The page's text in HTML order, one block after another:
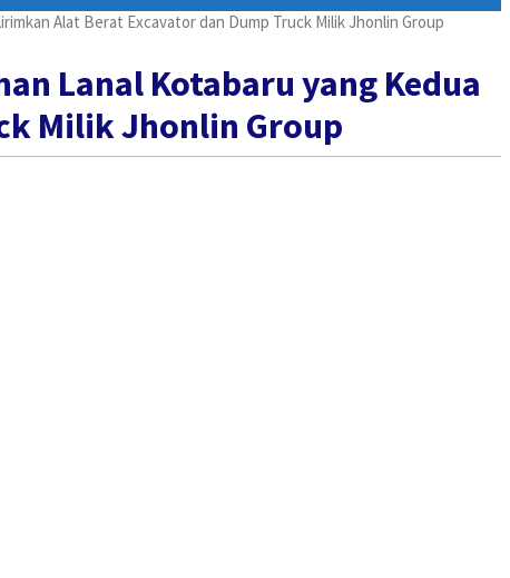
Alat Berat Excavator dan Dump Truck Milik Jhonlin Group
Lanal Kotabaru yang Kedua
Milik Jhonlin Group